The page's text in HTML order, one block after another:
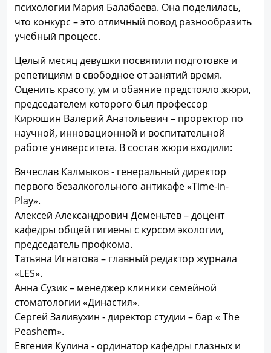
психологии Мария Балабаева. Она поделилась,
что конкурс – это отличный повод разнообразить
учебный процесс.
Целый месяц девушки посвятили подготовке и
репетициям в свободное от занятий время.
Оценить красоту, ум и обаяние предстояло жюри,
председателем которого был профессор
Кирюшин Валерий Анатольевич – проректор по
научной, инновационной и воспитательной
работе университета. В состав жюри входили:
Вячеслав Калмыков - генеральный директор
первого безалкогольного антикафе «Time-in-
Play».
Алексей Александрович Деменьтев – доцент
кафедры общей гигиены с курсом экологии,
председатель профкома.
Татьяна Игнатова – главный редактор журнала
«LES».
Анна Сузик – менеджер клиники семейной
стоматологии «Династия».
Сергей Заливухин - директор студии – бар « The
Peashem».
Евгения Кулина - ординатор кафедры глазных и